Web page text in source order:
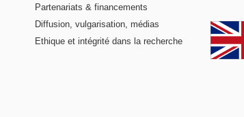
Partenariats & financements
Diffusion, vulgarisation, médias
Ethique et intégrité dans la recherche